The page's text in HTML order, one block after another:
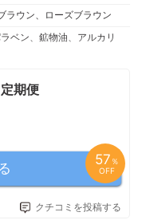
ラウン、ローズブラウン
ベン、鉱物油、アルカリ
ル、ステアラミドプロピル
シルデシル、ＢＧ、ステア
サラクトン、ヘマチン、
ィルムノドスム／ヒバマタ
レスセンス／ミツイシコン
ミツ、クチナシ成長点細胞
ギリソウ花／葉／茎エキ
ス葉エキス、ブドウ葉エキ
期便
57 ％
OFF
クチコミを投稿する